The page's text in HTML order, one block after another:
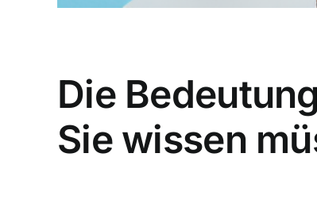
Die
Sie wissen